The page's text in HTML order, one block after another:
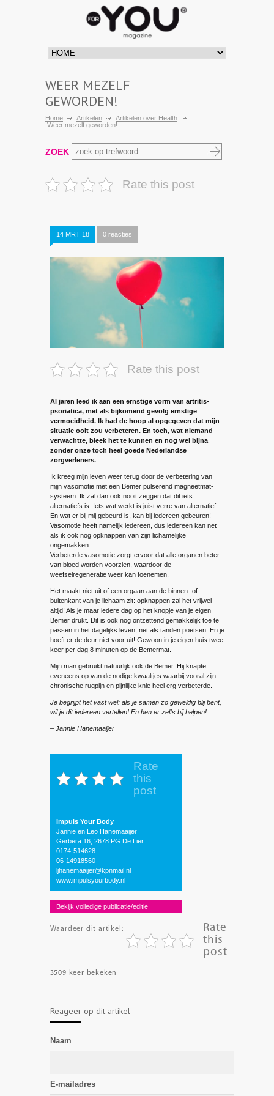
WEER MEZELF
GEWORDEN!
Home Artikelen
Artikelen over Health
Weer mezelf geworden!
ZOEK
Rate this post
14 MRT 18 0 reacties
Rate this post
Al jaren leed ik aan een ernstige vorm van artritis-
psoriatica, met als bijkomend gevolg ernstige
vermoeidheid. Ik had de hoop al opgegeven dat mijn
situatie ooit zou verbeteren. En toch, wat niemand
verwachtte, bleek het te kunnen en nog wel bijna
zonder onze toch heel goede Nederlandse
zorgverleners.
Ik kreeg mijn leven weer terug door de verbetering van
mijn vasomotie met een Bemer pulserend magneetmat­
systeem. Ik zal dan ook nooit zeggen dat dit iets
alternatiefs is. Iets wat werkt is juist verre van alternatief.
En wat er bij mij gebeurd is, kan bij iedereen gebeuren!
Vasomotie heeft namelijk iedereen, dus iedereen kan net
als ik ook nog opknappen van zijn lichamelijke
ongemakken.
Verbeterde vasomotie zorgt ervoor dat alle organen beter
van bloed worden voorzien, waardoor de
weefselregeneratie weer kan toenemen.
Het maakt niet uit of een orgaan aan de binnen- of
buitenkant van je lichaam zit: opknappen zal het vrijwel
altijd! Als je maar iedere dag op het knopje van je eigen
Bemer drukt. Dit is ook nog ontzettend gemakkelijk toe te
passen in het dagelijks leven, net als tanden poetsen. En je
hoeft er de deur niet voor uit! Gewoon in je eigen huis twee
keer per dag 8 minuten op de Bemermat.
Mijn man gebruikt natuurlijk ook de Bemer. Hij knapte
eveneens op van de nodige kwaaltjes waarbij vooral zijn
chronische rugpijn en pijnlijke knie heel erg verbeterde.
Je begrijpt het vast wel: als je samen zo geweldig blij bent,
wil je dit iedereen vertellen! En hen er zelfs bij helpen!
– Jannie Hanemaaijer
Rate
this
post
Impuls Your Body
Jannie en Leo Hanemaaijer
Gerbera 16, 2678 PG De Lier
0174-514628
06-14918560
ljhanemaaijer@kpnmail.nl
www.impulsyourbody.nl
Bekijk volledige publicatie/editie
Waardeer dit artikel:
Rate
this
post
3509 keer bekeken
Reageer op dit artikel
Naam
E-mailadres